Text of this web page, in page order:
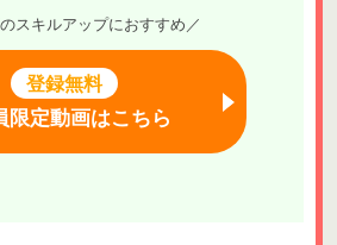
スキルアップにおすすめ／
登録無料
限定動画はこちら